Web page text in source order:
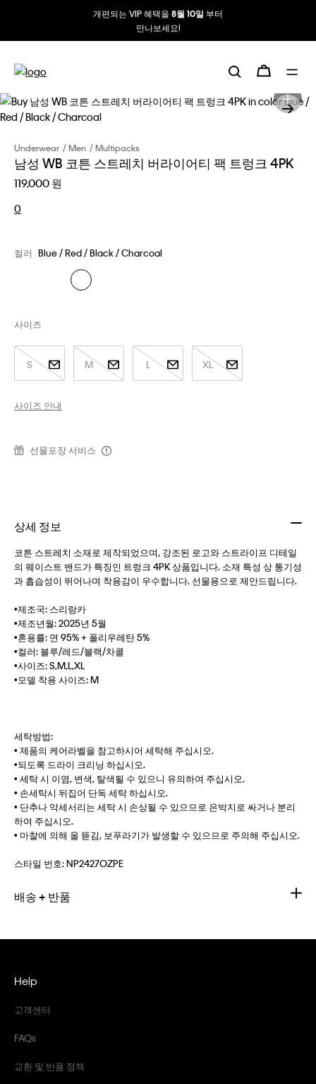
개편되는 VIP 혜택을 8월 10일 부터
만나보세요!
Underwear Men Multipacks
남성 WB 코튼 스트레치 버라이어티 팩 트렁크 4PK
119,000 원
0
컬러 Blue / Red / Black / Charcoal
S M L XL
사이즈
사이즈 안내
선물포장 서비스
상세 정보
코튼 스트레치 소재로 제작되었으며, 강조된 로고와 스트라이프 디테일
의 웨이스트 밴드가 특징인 트렁크 4PK 상품입니다. 소재 특성 상 통기성
과 흡습성이 뛰어나며 착용감이 우수합니다. 선물용으로 제안드립니다.
•제조국: 스리랑카
•제조년월: 2025년 5월
•혼용률: 면 95% + 폴리우레탄 5%
•컬러: 블루/레드/블랙/차콜
•사이즈: S,M,L,XL
•모델 착용 사이즈: M
세탁방법:
• 제품의 케어라벨을 참고하시어 세탁해 주십시오.
•되도록 드라이 크리닝 하십시오.
• 세탁 시 이염, 변색, 탈색될 수 있으니 유의하여 주십시오.
• 손세탁시 뒤집어 단독 세탁 하십시오.
• 단추나 악세서리는 세탁 시 손상될 수 있으므로 은박지로 싸거나 분리
하여 주십시오.
• 마찰에 의해 올 뜯김, 보푸라기가 발생할 수 있으므로 주의해 주십시오.
스타일 번호:NP2427OZPE
배송 + 반품
Help
고객센터
FAQs
교환 및 반품 정책